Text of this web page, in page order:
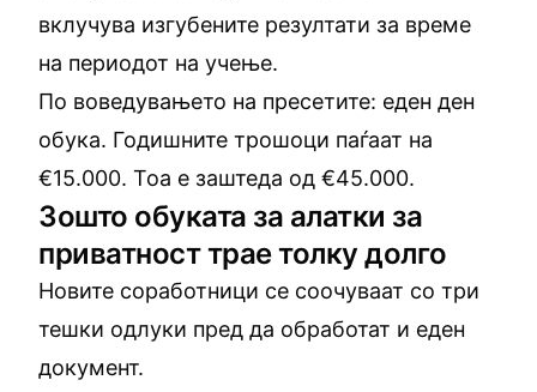
вклучува изгубените резултати за време
на периодот на учење.
По воведувањето на пресетите: еден ден
обука. Годишните трошоци паѓаат на
€15.000. Тоа е заштеда од €45.000.
Зошто обуката за алатки за
приватност трае толку долго
Новите соработници се соочуваат со три
тешки одлуки пред да обработат и еден
документ.